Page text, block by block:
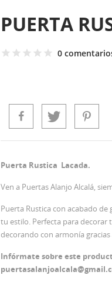
PUERTA
0
Puerta Rustica Lacada.
Ven a Puertas Alanjo Alcalá,
Puerta Rustica con acabado
tu estilo. Perfecta para decorar
decorando con armonía
Infórmate sobre este